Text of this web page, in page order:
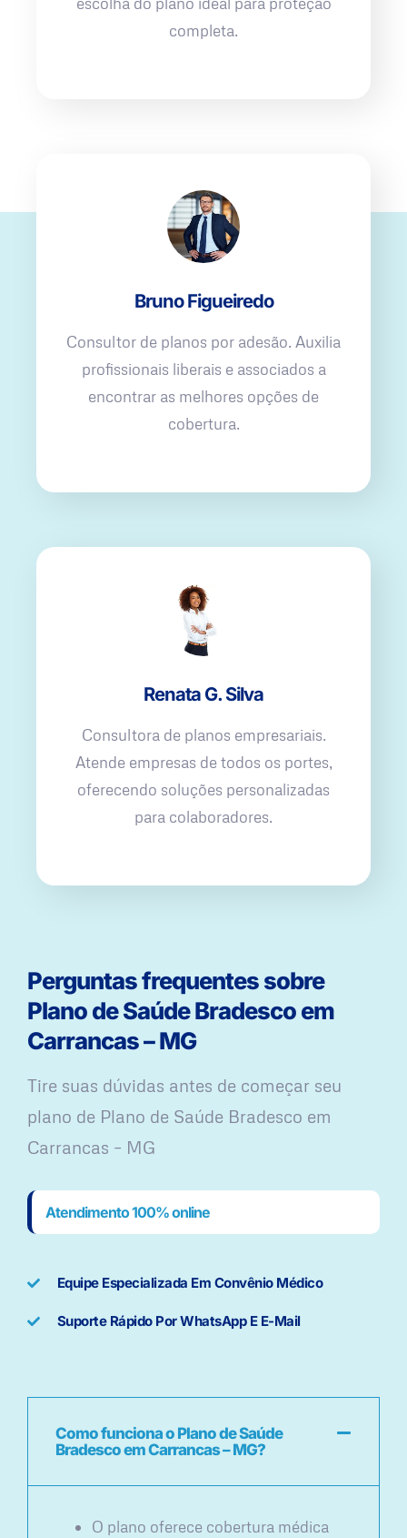
completa.
Bruno Figueiredo
Consultor de planos por adesão. Auxilia
profissionais liberais e associados a
encontrar as melhores opções de
cobertura.
Renata G. Silva
Consultora de planos empresariais.
Atende empresas de todos os portes,
oferecendo soluções personalizadas
para colaboradores.
Perguntas frequentes sobre
Plano de Saúde Bradesco em
Carrancas – MG
Tire suas dúvidas antes de começar seu
plano ​de Plano de Saúde Bradesco em
Carrancas – MG
Atendimento 100% online
Equipe Especializada Em Convênio Médico
Suporte Rápido Por WhatsApp E E-Mail
Como funciona o Plano de Saúde
Bradesco em Carrancas – MG?
O plano oferece cobertura médica